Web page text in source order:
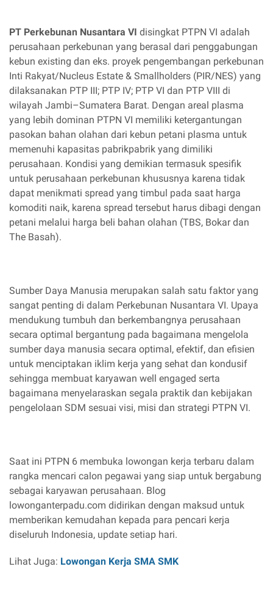
PT Perkebunan Nusantara VI disingkat PTPN VI adalah
perusahaan perkebunan yang berasal dari penggabungan
kebun existing dan eks. proyek pengembangan perkebunan
Inti Rakyat/Nucleus Estate & Smallholders (PIR/NES) yang
dilaksanakan PTP III; PTP IV; PTP VI dan PTP VIII di
wilayah Jambi–Sumatera Barat. Dengan areal plasma
yang lebih dominan PTPN VI memiliki ketergantungan
pasokan bahan olahan dari kebun petani plasma untuk
memenuhi kapasitas pabrikpabrik yang dimiliki
perusahaan. Kondisi yang demikian termasuk spesifik
untuk perusahaan perkebunan khususnya karena tidak
dapat menikmati spread yang timbul pada saat harga
komoditi naik, karena spread tersebut harus dibagi dengan
petani melalui harga beli bahan olahan (TBS, Bokar dan
The Basah).
Sumber Daya Manusia merupakan salah satu faktor yang
sangat penting di dalam Perkebunan Nusantara VI. Upaya
mendukung tumbuh dan berkembangnya perusahaan
secara optimal bergantung pada bagaimana mengelola
sumber daya manusia secara optimal, efektif, dan efisien
untuk menciptakan iklim kerja yang sehat dan kondusif
sehingga membuat karyawan well engaged serta
bagaimana menyelaraskan segala praktik dan kebijakan
pengelolaan SDM sesuai visi, misi dan strategi PTPN VI.
Saat ini PTPN 6 membuka lowongan kerja terbaru dalam
rangka mencari calon pegawai yang siap untuk bergabung
sebagai karyawan perusahaan. Blog
lowonganterpadu.com didirikan dengan maksud untuk
memberikan kemudahan kepada para pencari kerja
diseluruh Indonesia, update setiap hari.
Lihat Juga: Lowongan Kerja SMA SMK